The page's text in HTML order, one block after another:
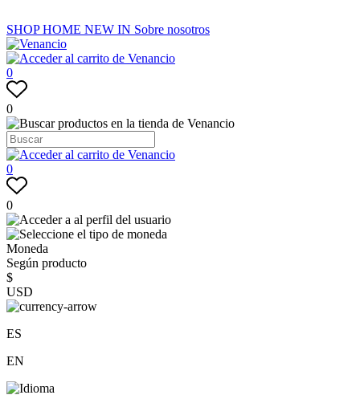
SHOPHOME NEW IN Sobre nosotros
0
0
0
0
Moneda
Según producto
$
USD
ES
EN